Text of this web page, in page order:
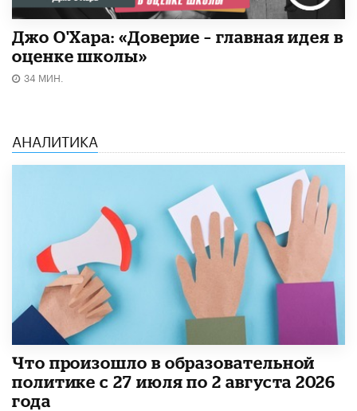
Джо О'Хара: «Доверие – главная идея в
оценке школы»
34 МИН.
АНАЛИТИКА
​Что произошло в образовательной
политике с 27 июля по 2 августа 2026
года